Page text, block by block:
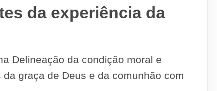
da experiência da
Delineação da condição moral e
graça de Deus e da comunhão com